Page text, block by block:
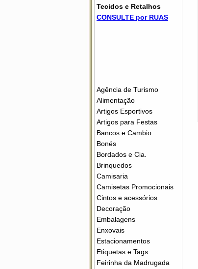
Tecidos e Retalhos
CONSULTE por RUAS
Agência de Turismo
Alimentação
Artigos Esportivos
Artigos para Festas
Bancos e Cambio
Bonés
Bordados e Cia.
Brinquedos
Camisaria
Camisetas Promocionais
Cintos e acessórios
Decoração
Embalagens
Enxovais
Estacionamentos
Etiquetas e Tags
Feirinha da Madrugada